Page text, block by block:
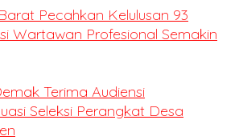
Pecahkan Kelulusan 93
Wartawan Profesional Semakin
Terima Audiensi
Seleksi Perangkat Desa